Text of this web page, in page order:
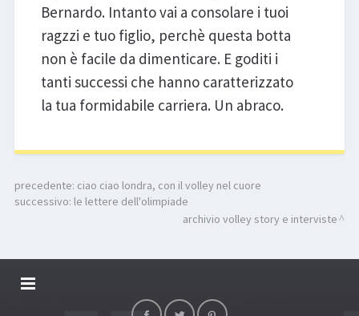
Bernardo. Intanto vai a consolare i tuoi
ragzzi e tuo figlio, perchè questa botta
non è facile da dimenticare. E goditi i
tanti successi che hanno caratterizzato
la tua formidabile carriera. Un abraco.
precedente: ciao ciao londra, con il volley nel cuore
successivo: le lettere dell'olimpiade
archivio volley story e interviste
DALLARIVOLLEY SOSTIENE